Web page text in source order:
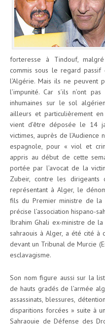
forteresse à Tindouf,
commis sous le regard passif
l’Algérie. Mais ils ne
l’impunité. Car s’ils n’ont
inhumaines sur le sol
ailleurs et particulièrement
vient d’être déposée le 14
victimes, auprès de l’Audience
espagnole, pour « viol et
appris au début de cette
portée par l’avocat de la
Zubeir, contre les dirigeants
représentant à Alger, le
fils du Premier ministre de la
précise l’association hispano-
Ibrahim Ghali ex-ministre de
sahraouis à Alger, a été cité à
devant un Tribunal de Murcie
esclavagisme.
Son nom figure aussi sur la
de hauts gradés de l’armée
assassinats, blessures,
disparitions forcées » suite à
Sahraouie de Défense des